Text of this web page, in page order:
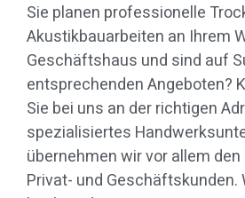
Sie planen professionelle
Akustikbauarbeiten an Ihrem
Geschäftshaus und sind auf
entsprechenden Angeboten?
Sie bei uns an der richtigen
spezialisiertes
übernehmen wir vor allem
Privat- und Geschäftskunden.